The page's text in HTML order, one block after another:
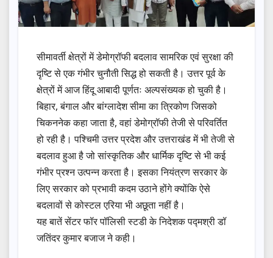
सीमावर्ती क्षेत्रों में डेमोग्रॉफी बदलाव सामरिक एवं सुरक्षा की
दृष्टि से एक गंभीर चुनौती सिद्ध हो सकती है। उत्तर पूर्व के
क्षेत्रों में आज हिंदू आबादी पूर्णतः अल्पसंख्यक हो चुकी है।
बिहार, बंगाल और बांग्लादेश सीमा का त्रिकोण जिसको
चिकननेक कहा जाता है, वहां डेमोग्रॉफी तेजी से परिवर्तित
हो रही है। पश्चिमी उत्तर प्रदेश और उत्तराखंड में भी तेजी से
बदलाव हुआ है जो सांस्कृतिक और धार्मिक दृष्टि से भी कई
गंभीर प्रश्न उत्पन्न करता है। इसका नियंत्रण सरकार के
लिए सरकार को प्रभावी कदम उठाने होंगे क्योंकि ऐसे
बदलावों से कोस्टल एरिया भी अछूता नहीं है।
यह बातें सेंटर फॉर पॉलिसी स्टडी के निदेशक पद्मश्री डॉ
जतिंदर कुमार बजाज ने कही।